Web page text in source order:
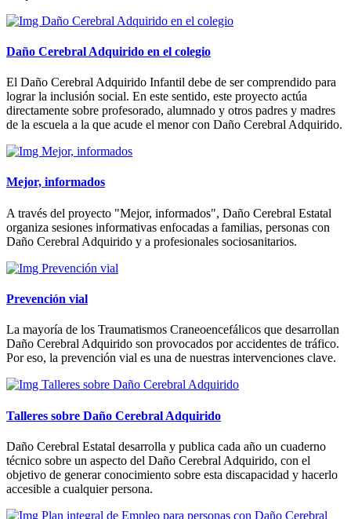
Daño Cerebral Adquirido en el colegio
El Daño Cerebral Adquirido Infantil debe de ser comprendido para
lograr la inclusión social. En este sentido, este proyecto actúa
directamente sobre profesorado, alumnado y otros padres y madres
de la escuela a la que acude el menor con Daño Cerebral Adquirido.
Mejor, informados
A través del proyecto "Mejor, informados", Daño Cerebral Estatal
organiza sesiones informativas enfocadas a familias, personas con
Daño Cerebral Adquirido y a profesionales sociosanitarios.
Prevención vial
La mayoría de los Traumatismos Craneoencefálicos que desarrollan
Daño Cerebral Adquirido son provocados por accidentes de tráfico.
Por eso, la prevención vial es una de nuestras intervenciones clave.
Talleres sobre Daño Cerebral Adquirido
Daño Cerebral Estatal desarrolla y publica cada año un cuaderno
técnico sobre un aspecto del Daño Cerebral Adquirido, con el
objetivo de generar conocimiento sobre esta discapacidad y hacerlo
accesible a cualquier persona.